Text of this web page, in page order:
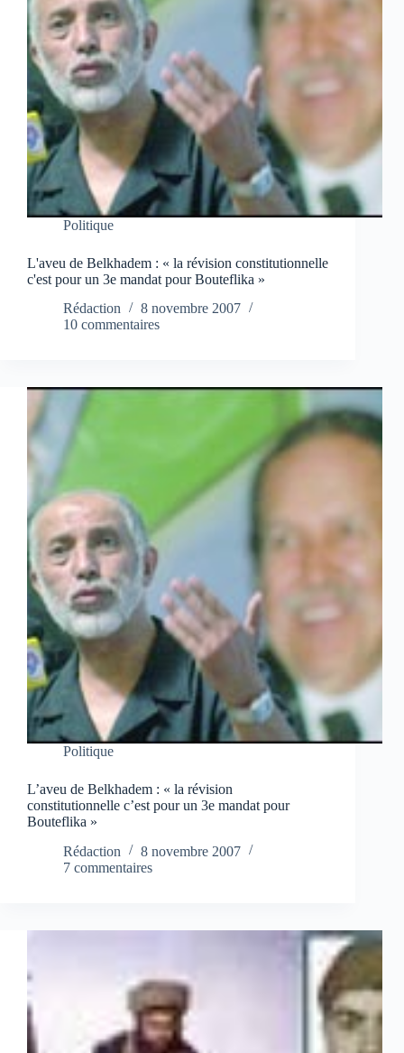
Politique
L'aveu de Belkhadem : « la révision constitutionnelle
c'est pour un 3e mandat pour Bouteflika »
Rédaction
8 novembre 2007
10 commentaires
Politique
L’aveu de Belkhadem : « la révision
constitutionnelle c’est pour un 3e mandat pour
Bouteflika »
Rédaction
8 novembre 2007
7 commentaires